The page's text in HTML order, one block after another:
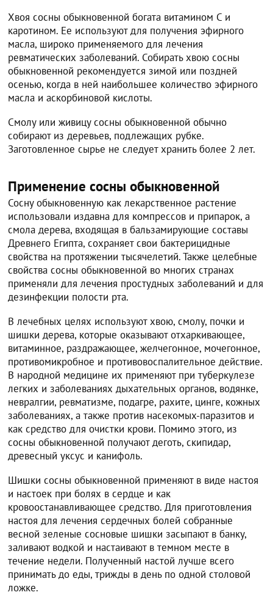
Хвоя сосны обыкновенной богата витамином С и
каротином. Ее используют для получения эфирного
масла, широко применяемого для лечения
ревматических заболеваний. Собирать хвою сосны
обыкновенной рекомендуется зимой или поздней
осенью, когда в ней наибольшее количество эфирного
масла и аскорбиновой кислоты.
Смолу или живицу сосны обыкновенной обычно
собирают из деревьев, подлежащих рубке.
Заготовленное сырье не следует хранить более 2 лет.
Применение сосны обыкновенной
Сосну обыкновенную как лекарственное растение
использовали издавна для компрессов и припарок, а
смола дерева, входящая в бальзамирующие составы
Древнего Египта, сохраняет свои бактерицидные
свойства на протяжении тысячелетий. Также целебные
свойства сосны обыкновенной во многих странах
применяли для лечения простудных заболеваний и для
дезинфекции полости рта.
В лечебных целях используют хвою, смолу, почки и
шишки дерева, которые оказывают отхаркивающее,
витаминное, раздражающее, желчегонное, мочегонное,
противомикробное и противовоспалительное действие.
В народной медицине их применяют при туберкулезе
легких и заболеваниях дыхательных органов, водянке,
невралгии, ревматизме, подагре, рахите, цинге, кожных
заболеваниях, а также против насекомых-паразитов и
как средство для очистки крови. Помимо этого, из
сосны обыкновенной получают деготь, скипидар,
древесный уксус и канифоль.
Шишки сосны обыкновенной применяют в виде настоя
и настоек при болях в сердце и как
кровоостанавливающее средство. Для приготовления
настоя для лечения сердечных болей собранные
весной зеленые сосновые шишки засыпают в банку,
заливают водкой и настаивают в темном месте в
течение недели. Полученный настой лучше всего
принимать до еды, трижды в день по одной столовой
ложке.